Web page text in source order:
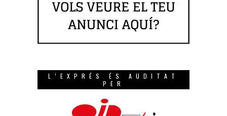
L’EXPRÉS ÉS AUDITAT
PER